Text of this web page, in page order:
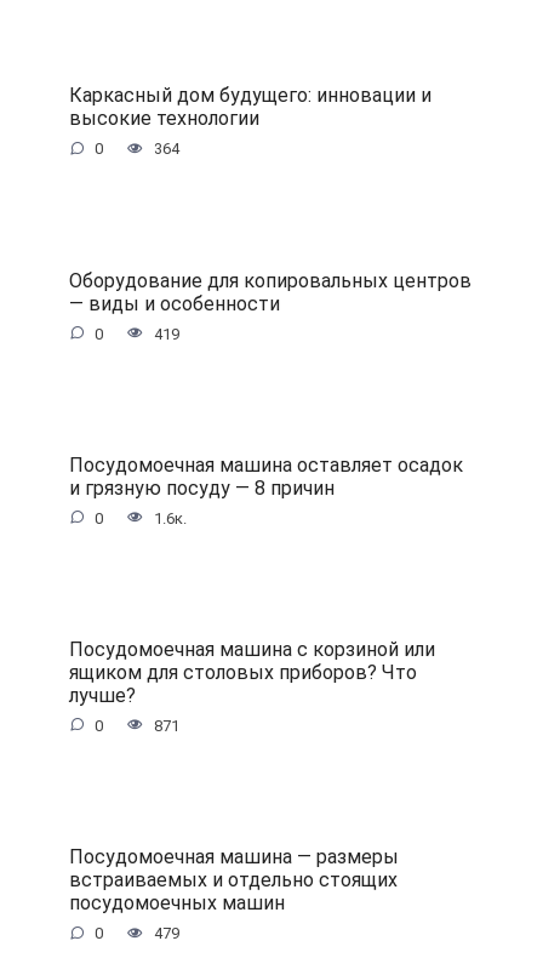
Каркасный дом будущего: инновации и
высокие технологии
0 364
Оборудование для копировальных центров
— виды и особенности
0 419
Посудомоечная машина оставляет осадок
и грязную посуду — 8 причин
0 1.6к.
Посудомоечная машина с корзиной или
ящиком для столовых приборов? Что
лучше?
0 871
Посудомоечная машина — размеры
встраиваемых и отдельно стоящих
посудомоечных машин
0 479